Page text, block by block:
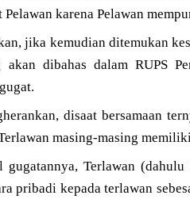
karena Pelawan
jika kemudian ditemukan
akan dibahas dalam
disaat bersamaan
masing-masing
gugatannya, Terlawan
pribadi kepada terlawan